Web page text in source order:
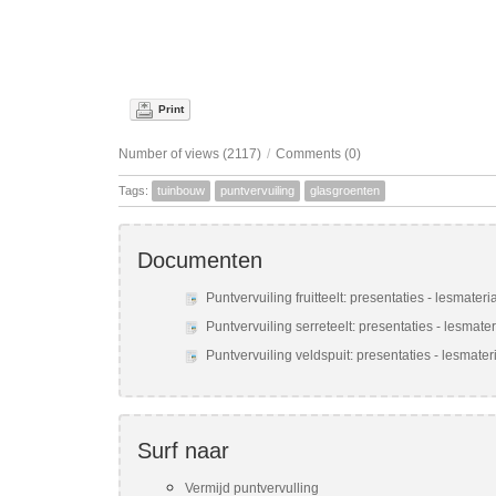
Print
Number of views (2117) / Comments (0)
Tags: tuinbouw puntvervuiling glasgroenten
Documenten
Puntvervuiling fruitteelt: presentaties -
Puntvervuiling serreteelt: presentaties -
Puntvervuiling veldspuit: presentaties -
Surf naar
Vermijd puntvervulling